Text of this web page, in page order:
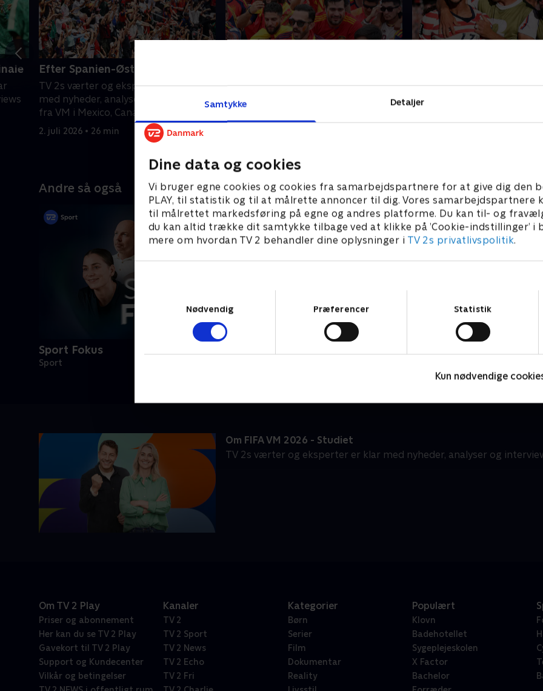
Samtykke Detaljer
Dine data og cookies
Vi bruger egne cookies og cookies fra samarbejdspartnere for at give dig den
PLAY, til statistik og til at målrette annoncer til dig. Vores samarbejdspartnere
til målrettet markedsføring på egne og andres platforme. Du kan til- og
du kan altid trække dit samtykke tilbage ved at klikke på ’Cookie-indstillinger’ i
mere om hvordan TV 2 behandler dine oplysninger i TV 2s privatlivspolitik.
Nødvendig
Præferencer Statistik
Kun nødvendige
Efter Spanien-Østrig, 1/16-finale
TV 2s værter og eksperter er klar
med nyheder, analyser og interviews
fra VM i Mexico, Canada og USA.
2. juli 2026 • 26 min
TV 2s værter og eksperter er klar
med nyheder, analyser og interviews
fra VM i Mexico, Canada og USA.
med nyheder, analyser og
Andre så også
Sport Fokus
Sport
Om FIFA VM 2026 - Studiet
TV 2s værter og eksperter er klar med nyheder, analyser og
Om TV 2 Play
Priser og abonnement
Her kan du se TV 2 Play
Gavekort til TV 2 Play
Support og Kundecenter
Vilkår og betingelser
Kanaler
TV 2
TV 2 Sport
TV 2 News
TV 2 Echo
TV 2 Fri
Kategorier
Børn
Serier
Film
Dokumentar
Reality
Populært
Klovn
Badehotellet
Sygeplejeskolen
X Factor
Bachelor